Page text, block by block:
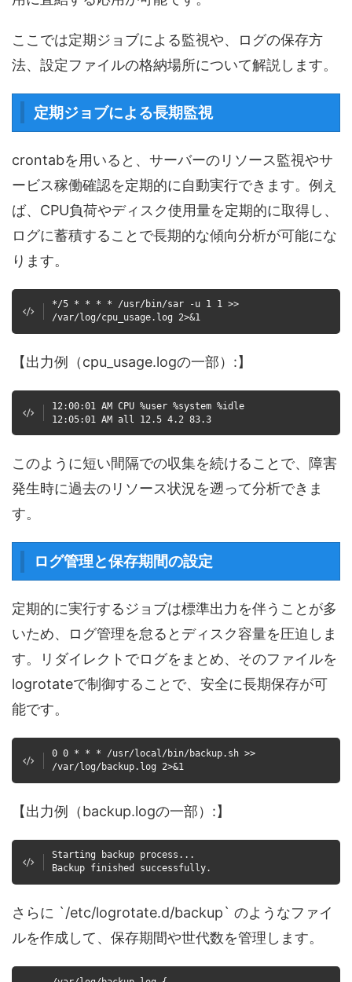
ここでは定期ジョブによる監視や、ログの保存方
法、設定ファイルの格納場所について解説します。
定期ジョブによる長期監視
crontabを用いると、サーバーのリソース監視やサ
ービス稼働確認を定期的に自動実行できます。例え
ば、CPU負荷やディスク使用量を定期的に取得し、
ログに蓄積することで長期的な傾向分析が可能にな
ります。
*/5 * * * * /usr/bin/sar -u 1 1 >>
/var/log/cpu_usage.log 2>&1
【出力例（cpu_usage.logの一部）:】
12:00:01 AM CPU %user %system %idle
12:05:01 AM all 12.5 4.2 83.3
このように短い間隔での収集を続けることで、障害
発生時に過去のリソース状況を遡って分析できま
す。
ログ管理と保存期間の設定
定期的に実行するジョブは標準出力を伴うことが多
いため、ログ管理を怠るとディスク容量を圧迫しま
す。リダイレクトでログをまとめ、そのファイルを
logrotateで制御することで、安全に長期保存が可
能です。
0 0 * * * /usr/local/bin/backup.sh >>
/var/log/backup.log 2>&1
【出力例（backup.logの一部）:】
Starting backup process...
Backup finished successfully.
さらに `/etc/logrotate.d/backup` のようなファイ
ルを作成して、保存期間や世代数を管理します。